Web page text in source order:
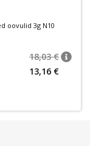
oovulid 3g N10
18,03 €
13,16 €